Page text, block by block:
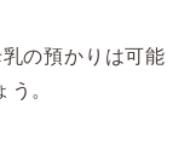
の預かりは可能
。